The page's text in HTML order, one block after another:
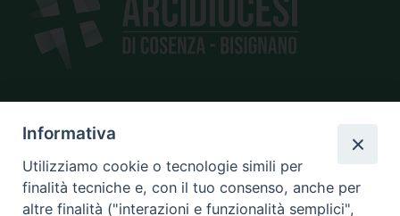
SEDE
piazza Giano Parrasio, 16
87100 Cosenza
Informativa
Utilizziamo cookie o tecnologie simili per
finalità tecniche e, con il tuo consenso, anche per
altre finalità ("interazioni e funzionalità semplici",